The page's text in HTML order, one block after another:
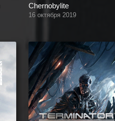
Chernobylite
16 октября 2019